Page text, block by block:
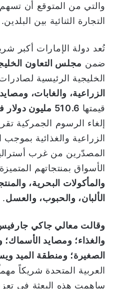
والتي من المتوقع أن
التجارة الثنائية بين البلدين.
تُعد دولة الإمارات أكبر
ضمن مجلس التعاون
الخليجية الرئيسية
الزراعية، والغابات،
قيمتها 510.6 مليون دولار في عام
إلغاء الرسوم الجمركية
الزراعية والغذائية بموجب
المصدّرين من غرب
الأسواق بمنتجاتهم
والمأكولات البحرية،
الألبان، والحبوب، والعسل.
وقالت معالي جاكي
والغذاء؛ ومصايد الأسماك؛
الصغيرة؛ ومنطقة الميد
العربية المتحدة شريكاً
ساهمت هذه البعثة في